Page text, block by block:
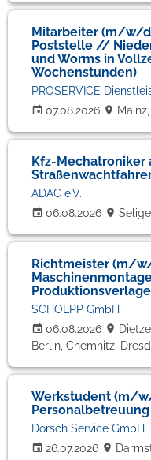
Mitarbeiter (m/w/
Poststelle //
und Worms in
Wochenstunden)
07.08.2026
PROSERVICE
Kfz-Mechatroniker
06.08.2026
ADAC e.V.
Richtmeister (m/
06.08.2026
SCHOLPP GmbH
Berlin, Chemnitz,
Werkstudent (m/
Personalbetreuung
26.07.2026
Dorsch Service GmbH